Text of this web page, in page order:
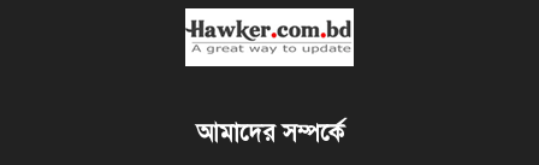
আমাদের সম্পর্কে